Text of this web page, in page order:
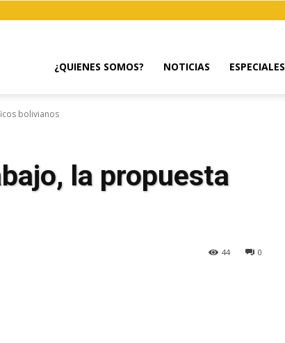
¿QUIENES SOMOS? NOTICIAS ESPECIALES
bolivianos
la propuesta
0
44